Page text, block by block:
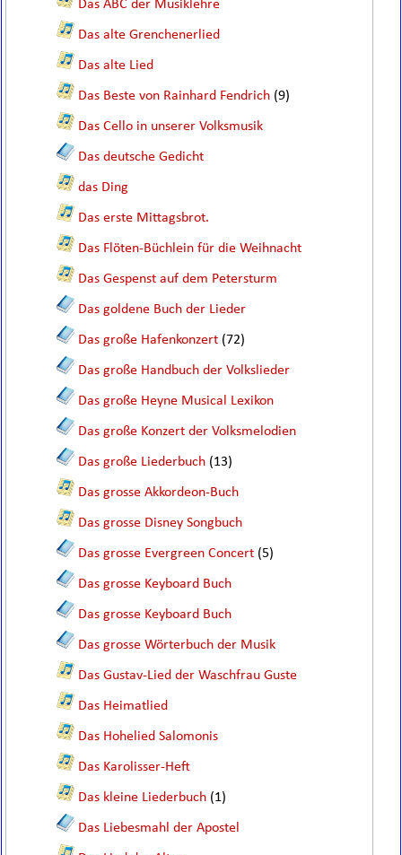
Das ABC der Musiklehre
Das alte Grenchenerlied
Das alte Lied
Das Beste von Rainhard Fendrich (9)
Das Cello in unserer Volksmusik
Das deutsche Gedicht
das Ding
Das erste Mittagsbrot.
Das Flöten-Büchlein für die Weihnacht
Das Gespenst auf dem Petersturm
Das goldene Buch der Lieder
Das große Hafenkonzert (72)
Das große Handbuch der Volkslieder
Das große Heyne Musical Lexikon
Das große Konzert der Volksmelodien
Das große Liederbuch (13)
Das grosse Akkordeon-Buch
Das grosse Disney Songbuch
Das grosse Evergreen Concert (5)
Das grosse Keyboard Buch
Das grosse Keyboard Buch
Das grosse Wörterbuch der Musik
Das Gustav-Lied der Waschfrau Guste
Das Heimatlied
Das Hohelied Salomonis
Das Karolisser-Heft
Das kleine Liederbuch (1)
Das Liebesmahl der Apostel